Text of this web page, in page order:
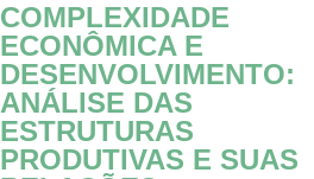
COMPLEXIDADE
ECONÔMICA E
DESENVOLVIMENTO:
ANÁLISE DAS
ESTRUTURAS
PRODUTIVAS E SUAS